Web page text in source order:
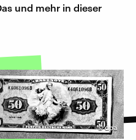
und mehr in dieser
©dpa